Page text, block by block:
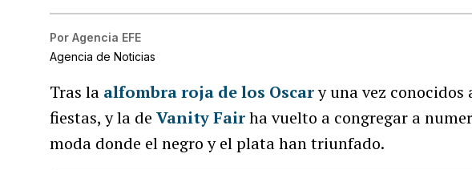
Por Agencia EFE
Agencia de Noticias
Tras la alfombra roja de los Oscary una vez conocidos
fiestas, y la de Vanity Fairha vuelto a congregar a
moda donde el negro y el plata han triunfado.